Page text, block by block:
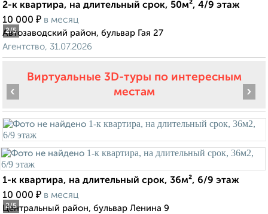
2/5
2-к квартира, на длительный срок, 50м², 4/9 этаж
10 000 ₽ в месяц
Автозаводский район, бульвар Гая 27
Агентство, 31.07.2026
Виртуальные 3D-туры по интересным
местам
2/5
‹ ›
1-к квартира, на длительный срок, 36м², 6/9 этаж
10 000 ₽ в месяц
Центральный район, бульвар Ленина 9